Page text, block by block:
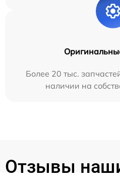
Более 20 тыс.
наличии на
Отзывы